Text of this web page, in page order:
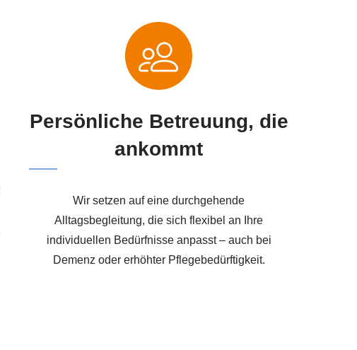
Persönliche Betreuung, die
ankommt
Wir setzen auf eine durchgehende
Alltagsbegleitung, die sich flexibel an Ihre
individuellen Bedürfnisse anpasst – auch bei
Demenz oder erhöhter Pflegebedürftigkeit.